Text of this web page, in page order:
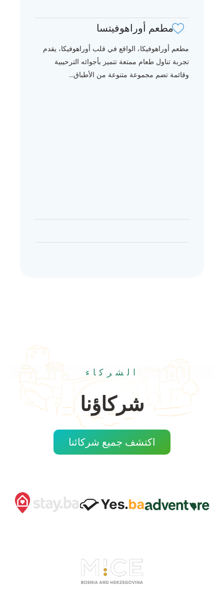
مطعم أوراهوفيتسا
مطعم أوراهوفيكا، الواقع في قلب أوراهوفيكا، يقدم
تجربة تناول طعام ممتعة تتميز بأجوائه الترحيبية
وقائمة تضم مجموعة متنوعة من الأطباق...
الشركاء
شركاؤنا
اكتشف جميع شركائنا